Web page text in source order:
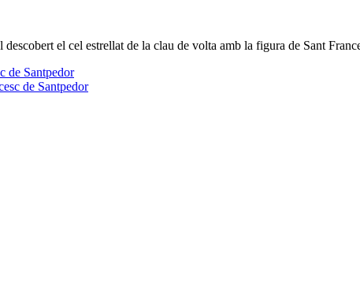
el cel estrellat de la clau de volta amb la figura de Sant
de Santpedor
de Santpedor